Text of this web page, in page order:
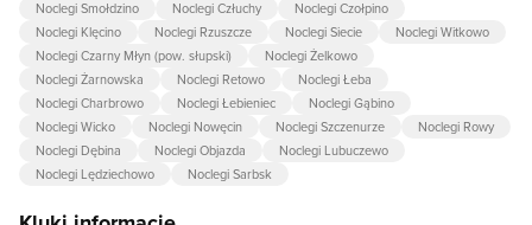
Noclegi Smołdzino
Noclegi Człuchy
Noclegi Czołpino
Noclegi Klęcino
Noclegi Rzuszcze Noclegi Siecie
Noclegi Witkowo
Noclegi Czarny Młyn (pow. słupski)
Noclegi Żelkowo
Noclegi Żarnowska
Noclegi Retowo
Noclegi Łeba
Noclegi Charbrowo
Noclegi Łebieniec
Noclegi Gąbino
Noclegi Wicko
Noclegi Nowęcin Noclegi Szczenurze
Noclegi Rowy
Noclegi Dębina
Noclegi Objazda
Noclegi Lubuczewo
Noclegi Lędziechowo
Noclegi Sarbsk